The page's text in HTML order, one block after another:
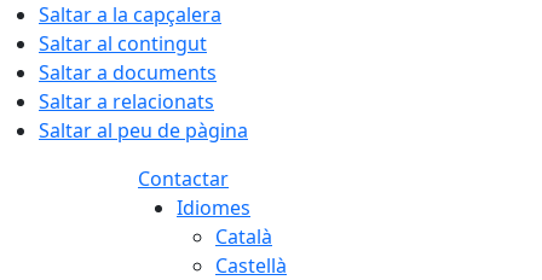
Saltar a la capçalera
Saltar al contingut
Saltar a documents
Saltar a relacionats
Saltar al peu de pàgina
Contactar
Idiomes
Català
Castellà